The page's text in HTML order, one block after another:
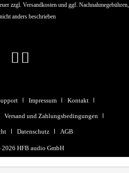
zzgl. Versandkostenund ggf. Nachnahmegebühren,
anders beschrieben
Impressum Kontakt
Versand und Zahlungsbedingungen
Datenschutz AGB
HFB audio GmbH